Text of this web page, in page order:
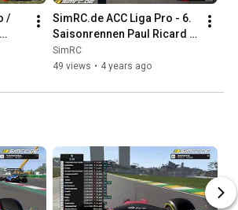
/
SimRC.de ACC Liga Pro - 6.
Saisonrennen Paul Ricard -
15.05.2022, 13:00 Uhr
SimRC
49 views • 4 years ago